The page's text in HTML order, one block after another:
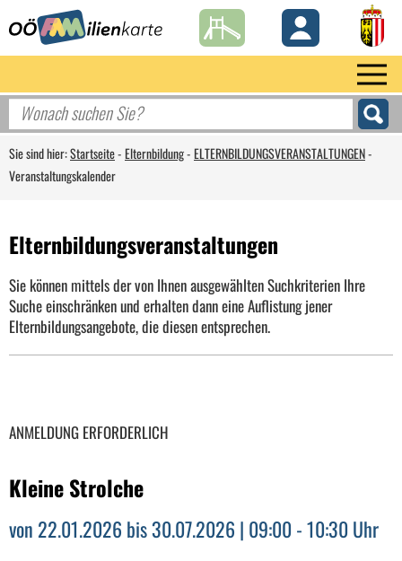
Sie sind hier:Startseite-Elternbildung-ELTERNBILDUNGSVERANSTALTUNGEN-
Veranstaltungskalender
Elternbildungsveranstaltungen
Sie können mittels der von Ihnen ausgewählten Suchkriterien Ihre
Suche einschränken und erhalten dann eine Auflistung jener
Elternbildungsangebote, die diesen entsprechen.
ANMELDUNG ERFORDERLICH
Kleine Strolche
von 22.01.2026 bis 30.07.2026 | 09:00 - 10:30 Uhr